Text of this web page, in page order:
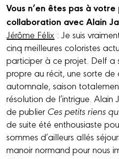
Vous n’en êtes pas à
collaboration avec Alain
Jérôme Félix : Je suis
cinq meilleures coloristes
participer à ce projet. Delf a
propre au récit, une sorte
automnale, saison
résolution de l’intrigue. Alain
de publier Ces petits riens
de suite été enthousiaste
sommes d’ailleurs allés
manoir normand pour nous